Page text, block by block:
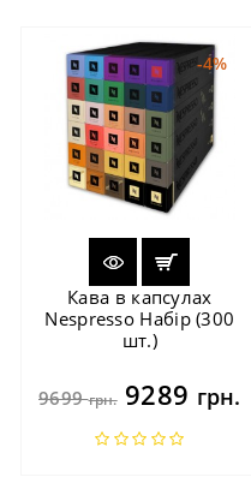
-4%
Кава в капсулах
Nespresso Набір (300
шт.)
9699грн.9289 грн.